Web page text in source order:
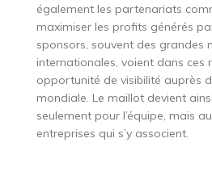
également les partenariats
maximiser les profits générés
sponsors, souvent des grandes
internationales, voient dans ces
opportunité de visibilité auprès
mondiale. Le maillot devient
seulement pour l’équipe, mais
entreprises qui s’y associent.